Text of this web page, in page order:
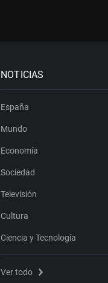
NOTICIAS
España
Mundo
Economía
Sociedad
Televisión
Cultura
Ciencia y Tecnología
Ver todo